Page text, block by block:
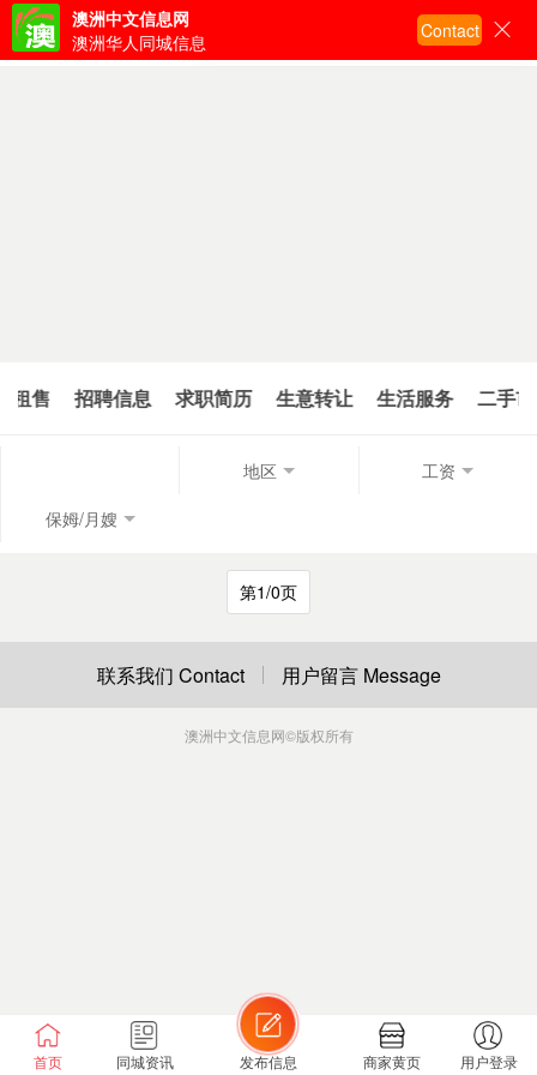
澳洲中文信息网
澳洲华人同城信息
Contact
租售 招聘信息 求职简历 生意转让 生活服务 二手
保姆/月嫂
地区 工资
第1/0页
首页 同城资讯 发布信息 商家黄页 用户登录
联系我们 Contact 用户留言 Message
澳洲中文信息网©版权所有